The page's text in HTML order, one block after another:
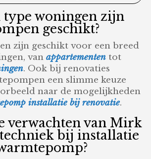
type woningen zijn
geschikt?
zijn geschikt voor een breed
vanappartementen tot
. Ook bij renovaties
een slimme keuze
naar de mogelijkheden
installatie bij renovatie.
verwachten van Mirk
bij installatie